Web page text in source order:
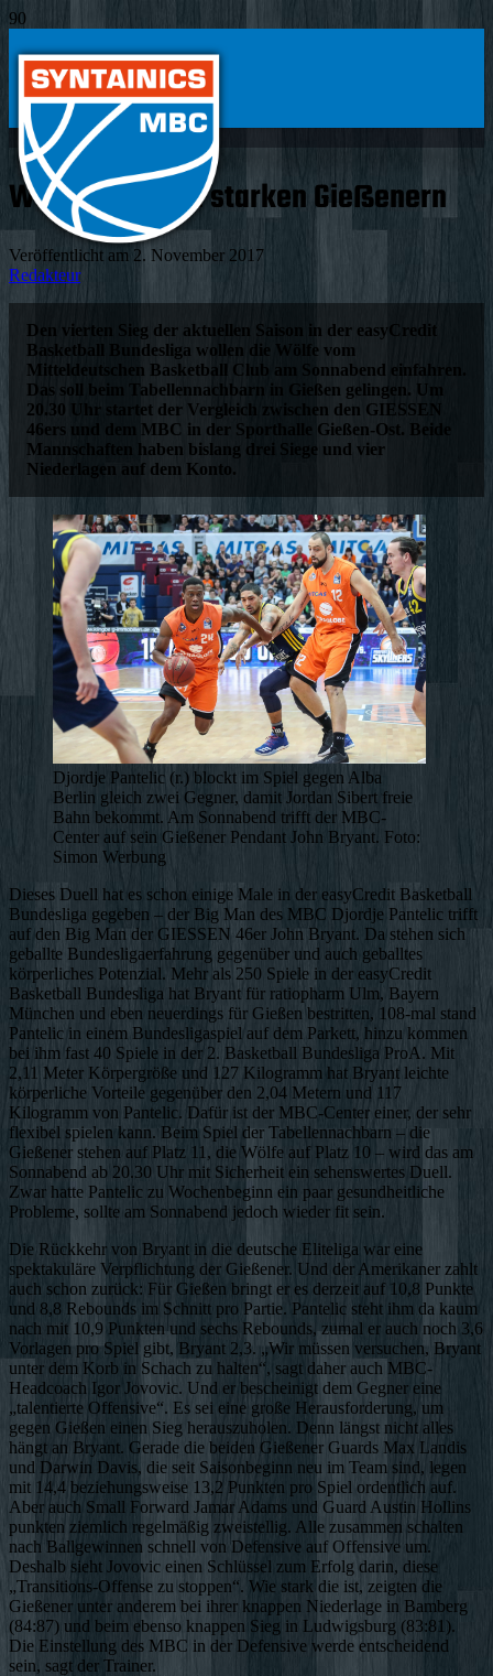
Wölfe reisen zu starken Gießenern
Veröffentlicht am 2. November 2017
Redakteur
Den vierten Sieg der aktuellen Saison in der easyCredit
Basketball Bundesliga wollen die Wölfe vom
Mitteldeutschen Basketball Club am Sonnabend einfahren.
Das soll beim Tabellennachbarn in Gießen gelingen. Um
20.30 Uhr startet der Vergleich zwischen den GIESSEN
46ers und dem MBC in der Sporthalle Gießen-Ost. Beide
Mannschaften haben bislang drei Siege und vier
Niederlagen auf dem Konto.
Djordje Pantelic (r.) blockt im Spiel gegen Alba
Berlin gleich zwei Gegner, damit Jordan Sibert freie
Bahn bekommt. Am Sonnabend trifft der MBC-
Center auf sein Gießener Pendant John Bryant. Foto:
Simon Werbung
Dieses Duell hat es schon einige Male in der easyCredit Basketball
Bundesliga gegeben – der Big Man des MBC Djordje Pantelic trifft
auf den Big Man der GIESSEN 46er John Bryant. Da stehen sich
geballte Bundesligaerfahrung gegenüber und auch geballtes
körperliches Potenzial. Mehr als 250 Spiele in der easyCredit
Basketball Bundesliga hat Bryant für ratiopharm Ulm, Bayern
München und eben neuerdings für Gießen bestritten, 108-mal stand
Pantelic in einem Bundesligaspiel auf dem Parkett, hinzu kommen
bei ihm fast 40 Spiele in der 2. Basketball Bundesliga ProA. Mit
2,11 Meter Körpergröße und 127 Kilogramm hat Bryant leichte
körperliche Vorteile gegenüber den 2,04 Metern und 117
Kilogramm von Pantelic. Dafür ist der MBC-Center einer, der sehr
flexibel spielen kann. Beim Spiel der Tabellennachbarn – die
Gießener stehen auf Platz 11, die Wölfe auf Platz 10 – wird das am
Sonnabend ab 20.30 Uhr mit Sicherheit ein sehenswertes Duell.
Zwar hatte Pantelic zu Wochenbeginn ein paar gesundheitliche
Probleme, sollte am Sonnabend jedoch wieder fit sein.
Die Rückkehr von Bryant in die deutsche Eliteliga war eine
spektakuläre Verpflichtung der Gießener. Und der Amerikaner zahlt
auch schon zurück: Für Gießen bringt er es derzeit auf 10,8 Punkte
und 8,8 Rebounds im Schnitt pro Partie. Pantelic steht ihm da kaum
nach mit 10,9 Punkten und sechs Rebounds, zumal er auch noch 3,6
Vorlagen pro Spiel gibt, Bryant 2,3. „Wir müssen versuchen, Bryant
unter dem Korb in Schach zu halten“, sagt daher auch MBC-
Headcoach Igor Jovovic. Und er bescheinigt dem Gegner eine
„talentierte Offensive“. Es sei eine große Herausforderung, um
gegen Gießen einen Sieg herauszuholen. Denn längst nicht alles
hängt an Bryant. Gerade die beiden Gießener Guards Max Landis
und Darwin Davis, die seit Saisonbeginn neu im Team sind, legen
mit 14,4 beziehungsweise 13,2 Punkten pro Spiel ordentlich auf.
Aber auch Small Forward Jamar Adams und Guard Austin Hollins
punkten ziemlich regelmäßig zweistellig. Alle zusammen schalten
nach Ballgewinnen schnell von Defensive auf Offensive um.
Deshalb sieht Jovovic einen Schlüssel zum Erfolg darin, diese
„Transitions-Offense zu stoppen“. Wie stark die ist, zeigten die
Gießener unter anderem bei ihrer knappen Niederlage in Bamberg
(84:87) und beim ebenso knappen Sieg in Ludwigsburg (83:81).
Die Einstellung des MBC in der Defensive werde entscheidend
sein, sagt der Trainer.